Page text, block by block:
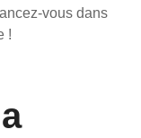
vous dans
!